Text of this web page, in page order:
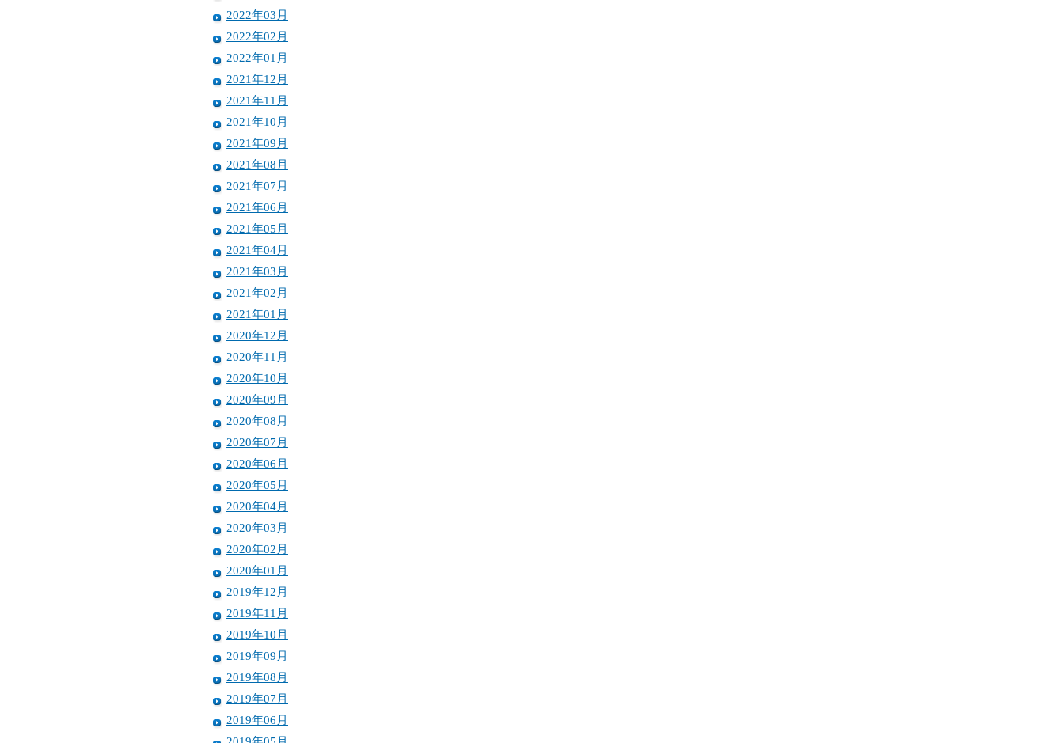
2022年03月
2022年02月
2022年01月
2021年12月
2021年11月
2021年10月
2021年09月
2021年08月
2021年07月
2021年06月
2021年05月
2021年04月
2021年03月
2021年02月
2021年01月
2020年12月
2020年11月
2020年10月
2020年09月
2020年08月
2020年07月
2020年06月
2020年05月
2020年04月
2020年03月
2020年02月
2020年01月
2019年12月
2019年11月
2019年10月
2019年09月
2019年08月
2019年07月
2019年06月